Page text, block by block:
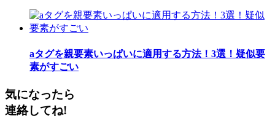
aタグを親要素いっぱいに適用する方法！3選！疑似要
素がすごい
気になったら
連絡してね!